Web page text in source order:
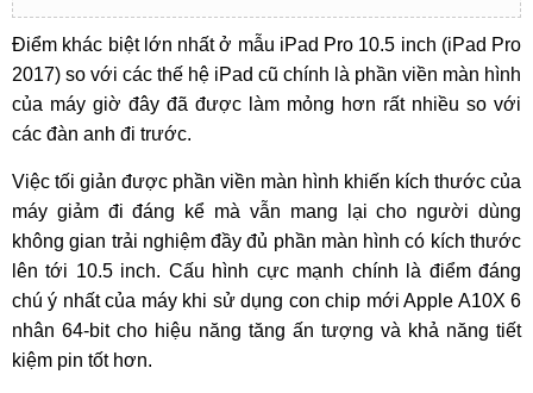
Điểm khác biệt lớn nhất ở mẫu iPad Pro 10.5 inch (iPad Pro
2017) so với các thế hệ iPad cũ chính là phần viền màn hình
của máy giờ đây đã được làm mỏng hơn rất nhiều so với
các đàn anh đi trước.
Việc tối giản được phần viền màn hình khiến kích thước của
máy giảm đi đáng kể mà vẫn mang lại cho người dùng
không gian trải nghiệm đầy đủ phần màn hình có kích thước
lên tới 10.5 inch. Cấu hình cực mạnh chính là điểm đáng
chú ý nhất của máy khi sử dụng con chip mới Apple A10X 6
nhân 64-bit cho hiệu năng tăng ấn tượng và khả năng tiết
kiệm pin tốt hơn.